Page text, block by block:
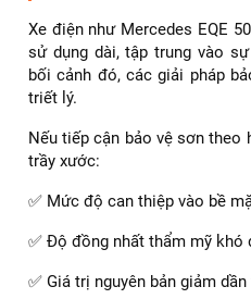
Xe điện như Mercedes EQE
sử dụng dài, tập trung vào
bối cảnh đó, các giải pháp
triết lý.
Nếu tiếp cận bảo vệ sơn theo
trầy xước:
✅ Mức độ can thiệp vào bề
✅ Độ đồng nhất thẩm mỹ khó
✅ Giá trị nguyên bản giảm